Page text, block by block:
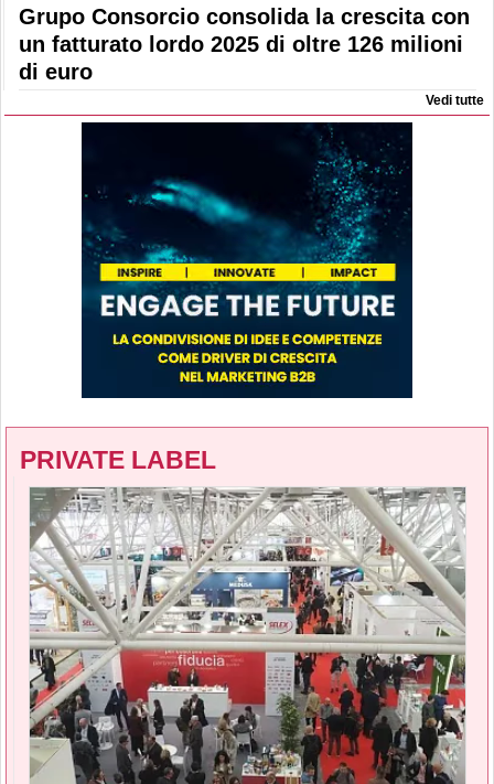
Grupo Consorcio consolida la crescita con
un fatturato lordo 2025 di oltre 126 milioni
di euro
Vedi tutte
PRIVATE LABEL